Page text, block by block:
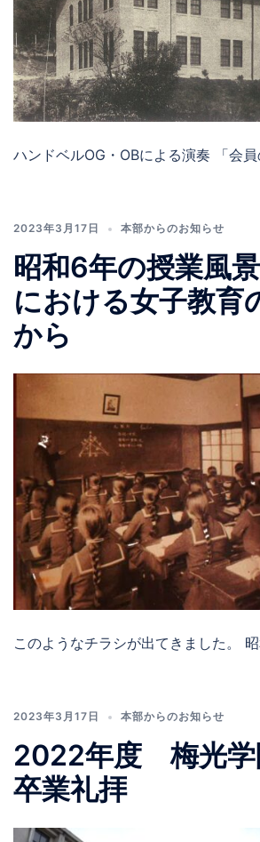
ハンドベルOG・OBによる演奏 「会
2023年3月17日 本部からのお知らせ
昭和6年の授業風
における女子教育
から
このようなチラシが出てきました。
2023年3月17日 本部からのお知らせ
2022年度 梅光学
卒業礼拝